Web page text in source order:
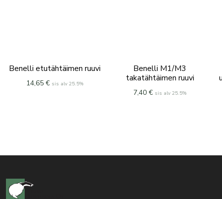
Benelli etutähtäimen ruuvi
14,65 € sis alv 25.5%
Benelli M1/M3
takatähtäimen ruuvi
7,40 € sis alv 25.5%